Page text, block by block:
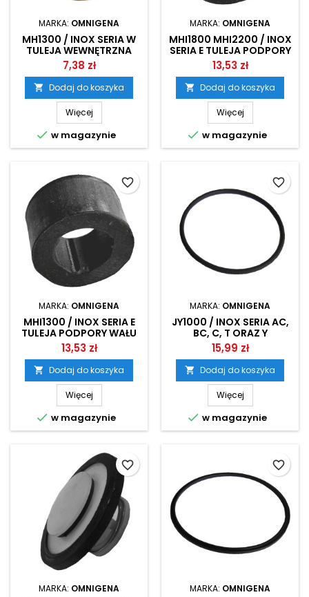
MARKA: OMNIGENA
MH1300 / INOX SERIA W
TULEJA WEWNĘTRZNA
WIRNIKA OMNIGENA
7,38 zł
 Dodaj do koszyka
Więcej
 w magazynie
MARKA: OMNIGENA
MHI1800 MHI2200 / INOX
SERIA E TULEJA PODPORY
WAŁU OMNIGENA
13,53 zł
 Dodaj do koszyka
Więcej
 w magazynie
MARKA: OMNIGENA
MHI1300 / INOX SERIA E
TULEJA PODPORY WAŁU
OMNIGENA
13,53 zł
 Dodaj do koszyka
Więcej
 w magazynie
favorite_border
MARKA: OMNIGENA
JY1000 / INOX SERIA AC,
BC, C, T ORAZ Y
USZCZELKA KORPUSU
POMPY OMNIGENA
15,99 zł
 Dodaj do koszyka
Więcej
 w magazynie
favorite_border
MARKA: OMNIGENA
favorite_border
MARKA: OMNIGENA
favorite_border